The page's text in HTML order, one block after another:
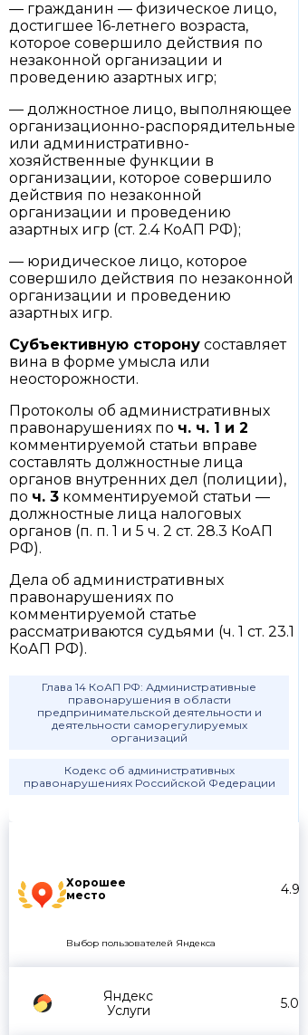
Хорошее
место
4.9
Выбор пользователей Яндекса
Яндекс
Услуги
5.0
— гражданин — физическое лицо,
достигшее 16-летнего возраста,
которое совершило действия по
незаконной организации и
проведению азартных игр;
— должностное лицо, выполняющее
организационно-распорядительные
или административно-
хозяйственные функции в
организации, которое совершило
действия по незаконной
организации и проведению
азартных игр (ст. 2.4 КоАП РФ);
— юридическое лицо, которое
совершило действия по незаконной
организации и проведению
азартных игр.
Субъективную сторону составляет
вина в форме умысла или
неосторожности.
Протоколы об административных
правонарушениях по ч. ч. 1 и 2
комментируемой статьи вправе
составлять должностные лица
органов внутренних дел (полиции),
по ч. 3 комментируемой статьи —
должностные лица налоговых
органов (п. п. 1 и 5 ч. 2 ст. 28.3 КоАП
РФ).
Дела об административных
правонарушениях по
комментируемой статье
рассматриваются судьями (ч. 1 ст. 23.1
КоАП РФ).
Глава 14 КоАП РФ: Административные
правонарушения в области
предпринимательской деятельности и
деятельности саморегулируемых
организаций
Кодекс об административных
правонарушениях Российской Федерации